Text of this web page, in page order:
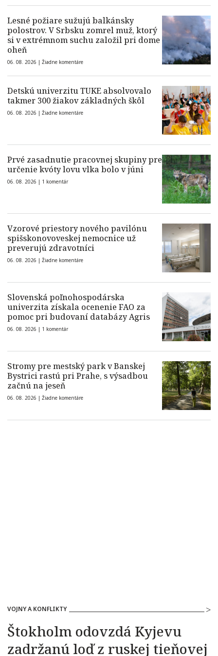
Lesné požiare sužujú balkánsky
polostrov. V Srbsku zomrel muž, ktorý
si v extrémnom suchu založil pri dome
oheň
06. 08. 2026 | Žiadne komentáre
Detskú univerzitu TUKE absolvovalo
takmer 300 žiakov základných škôl
06. 08. 2026 | Žiadne komentáre
Prvé zasadnutie pracovnej skupiny pre
určenie kvóty lovu vlka bolo v júni
06. 08. 2026 | 1 komentár
Vzorové priestory nového pavilónu
spišskonovoveskej nemocnice už
preverujú zdravotníci
06. 08. 2026 | Žiadne komentáre
Slovenská poľnohospodárska
univerzita získala ocenenie FAO za
pomoc pri budovaní databázy Agris
06. 08. 2026 | 1 komentár
Stromy pre mestský park v Banskej
Bystrici rastú pri Prahe, s výsadbou
začnú na jeseň
06. 08. 2026 | Žiadne komentáre
VOJNY A KONFLIKTY
Štokholm odovzdá Kyjevu
zadržanú loď z ruskej tieňovej